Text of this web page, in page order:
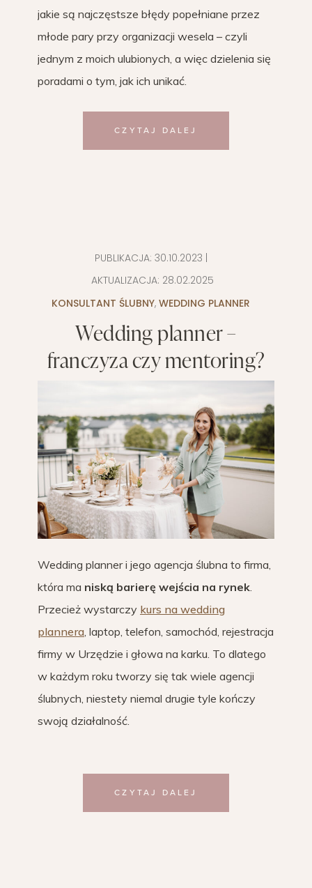
jakie są najczęstsze błędy popełniane przez
młode pary przy organizacji wesela – czyli
jednym z moich ulubionych, a więc dzielenia się
poradami o tym, jak ich unikać.
CZYTAJ DALEJ
PUBLIKACJA: 30.10.2023
AKTUALIZACJA: 28.02.2025
KONSULTANT ŚLUBNY, WEDDING PLANNER
Wedding planner –
franczyza czy mentoring?
Wedding planner i jego agencja ślubna to firma,
która ma niską barierę wejścia na rynek
Przecież wystarczy kurs na wedding
plannera , laptop, telefon, samochód, rejestracja
firmy w Urzędzie i głowa na karku. To dlatego
w każdym roku tworzy się tak wiele agencji
ślubnych, niestety niemal drugie tyle kończy
swoją działalność.
CZYTAJ DALEJ